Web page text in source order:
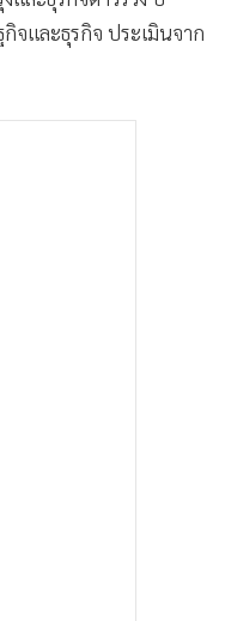
จและธุรกิจ ประเมินจาก